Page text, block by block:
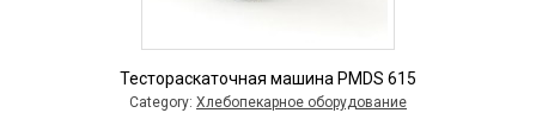
Тестораскаточная машина PMDS 615
Category: Хлебопекарное оборудование